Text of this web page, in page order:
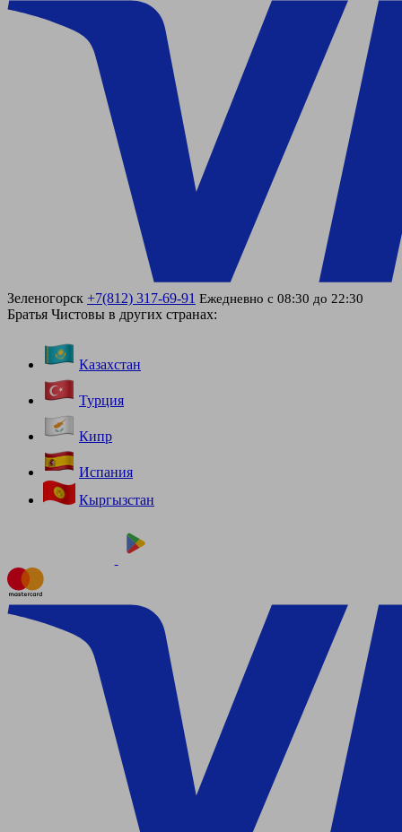
Зеленогорск +7(812) 317-69-91 Ежедневно с 08:30 до 22:30
Братья Чистовы в других странах:
Казахстан
Турция
Кипр
Испания
Кыргызстан